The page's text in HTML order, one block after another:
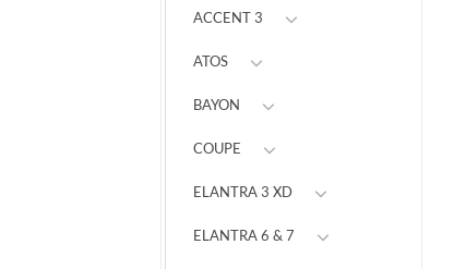
ACCENT 3
ATOS
BAYON
COUPE
ELANTRA 3 XD
ELANTRA 6 & 7